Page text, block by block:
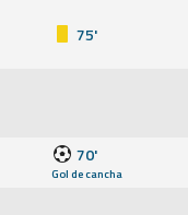
75'
70'
Gol de cancha